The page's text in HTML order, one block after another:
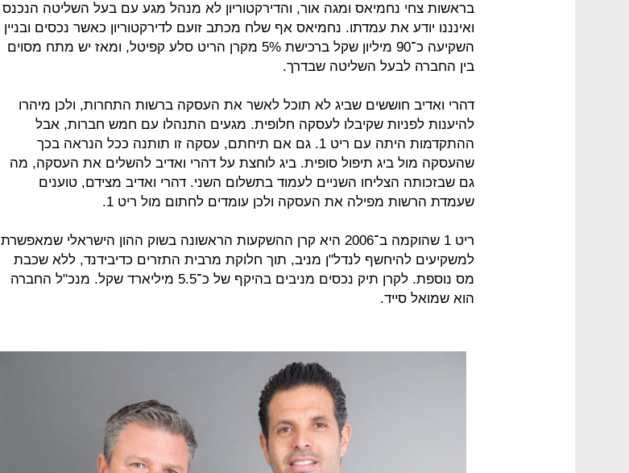
בראשות צחי נחמיאס ומגה אור, והדירקטוריון לא מנהל מגע עם בעל השליטה הנכנס
ואינננו יודע את עמדתו. נחמיאס אף שלח מכתב זועם לדירקטוריון כאשר נכסים ובניין
השקיעה כ־90 מיליון שקל ברכישת 5% מקרן הריט סלע קפיטל, ומאז יש מתח מסוים
בין החברה לבעל השליטה שבדרך.
דהרי ואדיב חוששים שביג לא תוכל לאשר את העסקה ברשות התחרות, ולכן מיהרו
להיענות לפניות שקיבלו לעסקה חלופית. מגעים התנהלו עם חמש חברות, אבל
ההתקדמות היתה עם ריט 1. גם אם תיחתם, עסקה זו תותנה ככל הנראה בכך
שהעסקה מול ביג תיפול סופית. ביג לוחצת על דהרי ואדיב להשלים את העסקה, מה
גם שבזכותה הצליחו השניים לעמוד בתשלום השני. דהרי ואדיב מצידם, טוענים
שעמדת הרשות מפילה את העסקה ולכן עומדים לחתום מול ריט 1.
ריט 1 שהוקמה ב־2006 היא קרן ההשקעות הראשונה בשוק ההון הישראלי שמאפשרת
למשקיעים להיחשף לנדל"ן מניב, תוך חלוקת מרבית התזרים כדיבידנד, ללא שכבת
מס נוספת. לקרן תיק נכסים מניבים בהיקף של כ־5.5 מיליארד שקל. מנכ"ל החברה
הוא שמואל סייד.